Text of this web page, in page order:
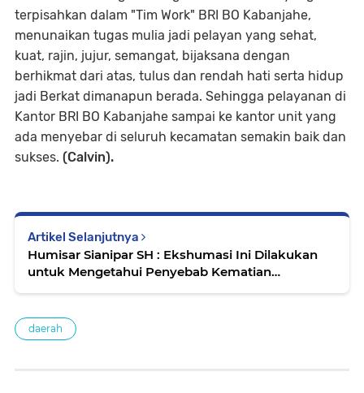
terpisahkan dalam "Tim Work" BRI BO Kabanjahe,
menunaikan tugas mulia jadi pelayan yang sehat,
kuat, rajin, jujur, semangat, bijaksana dengan
berhikmat dari atas, tulus dan rendah hati serta hidup
jadi Berkat dimanapun berada. Sehingga pelayanan di
Kantor BRI BO Kabanjahe sampai ke kantor unit yang
ada menyebar di seluruh kecamatan semakin baik dan
sukses. (Calvin).
Artikel Selanjutnya
Humisar Sianipar SH : Ekshumasi Ini Dilakukan
untuk Mengetahui Penyebab Kematian
daerah